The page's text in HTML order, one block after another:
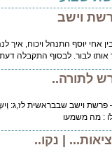
וישב
יוסף התנהל ויכוח, איך לנהוג
לבור. לבסוף התקבלה דעת
לתורה..
וישב שבבראשית לז,ג:
: מה משמעו
| נקו..